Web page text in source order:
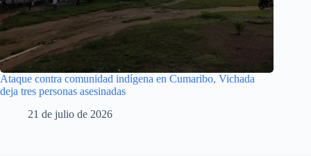
Ataque contra comunidad indígena en Cumaribo, Vichada
deja tres personas asesinadas
21 de julio de 2026